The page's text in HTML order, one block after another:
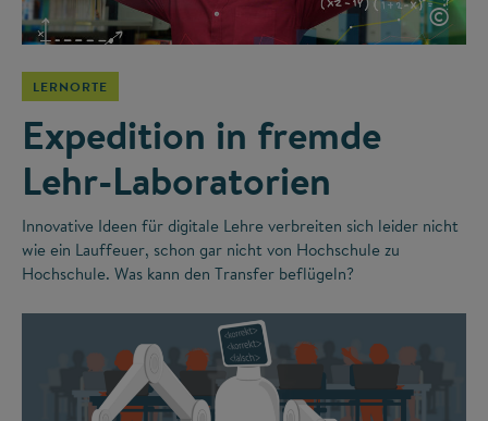
©
LERNORTE
Expedition in fremde
Lehr-Laboratorien
Innovative Ideen für digitale Lehre verbreiten sich leider nicht
wie ein Lauffeuer, schon gar nicht von Hochschule zu
Hochschule. Was kann den Transfer beflügeln?